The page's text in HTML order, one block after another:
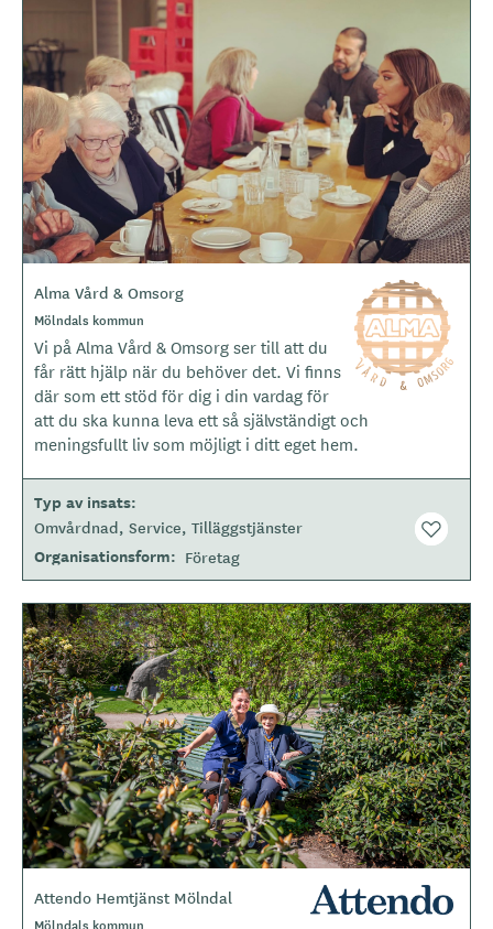
l
d
e
r
o
g
o
y
Alma Vård & Omsorg
O
r
å
d
e
Mölndals kommun
Vi på Alma Vård & Omsorg ser till att du
får rätt hjälp när du behöver det. Vi finns
där som ett stöd för dig i din vardag för
att du ska kunna leva ett så självständigt och
meningsfullt liv som möjligt i ditt eget hem.
Typ av insats
Omvårdnad Service Tilläggstjänster
Organisationsform Företag
B
i
l
d
e
r
L
o
Attendo Hemtjänst Mölndal
O
Mölndals kommun